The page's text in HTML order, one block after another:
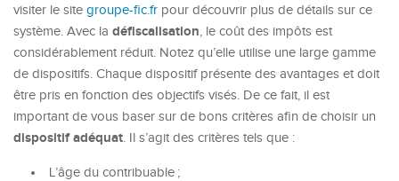
visiter le site groupe-fic.fr pour découvrir plus de détails sur ce
système. Avec la défiscalisation, le coût des impôts est
considérablement réduit. Notez qu’elle utilise une large gamme
de dispositifs. Chaque dispositif présente des avantages et doit
être pris en fonction des objectifs visés. De ce fait, il est
important de vous baser sur de bons critères afin de choisir un
dispositif adéquat. Il s’agit des critères tels que :
L’âge du contribuable ;